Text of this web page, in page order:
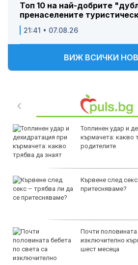
Топ 10 на най-добрите
пренаселените
21:41 • 07.08.26
ВИЖ ВСИЧКИ
Топлинен удар и
кърмачета: какво
родителите
Кървене след
притесняваме?
Почти половината
изключително
шест месеца